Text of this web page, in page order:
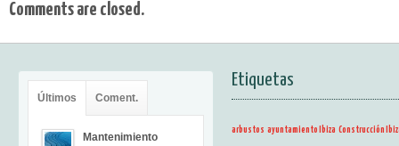
Comments are closed.
Últimos Coment.
Mantenimiento
Etiquetas
arbustos ayuntamiento Ibiza Construcción